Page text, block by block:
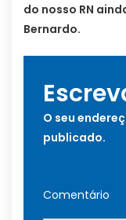
do nosso RN
Bernardo.
O seu
publicado.
Comentário